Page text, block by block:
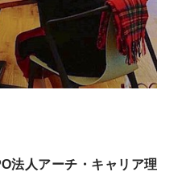
法人アーチ・キャリア理